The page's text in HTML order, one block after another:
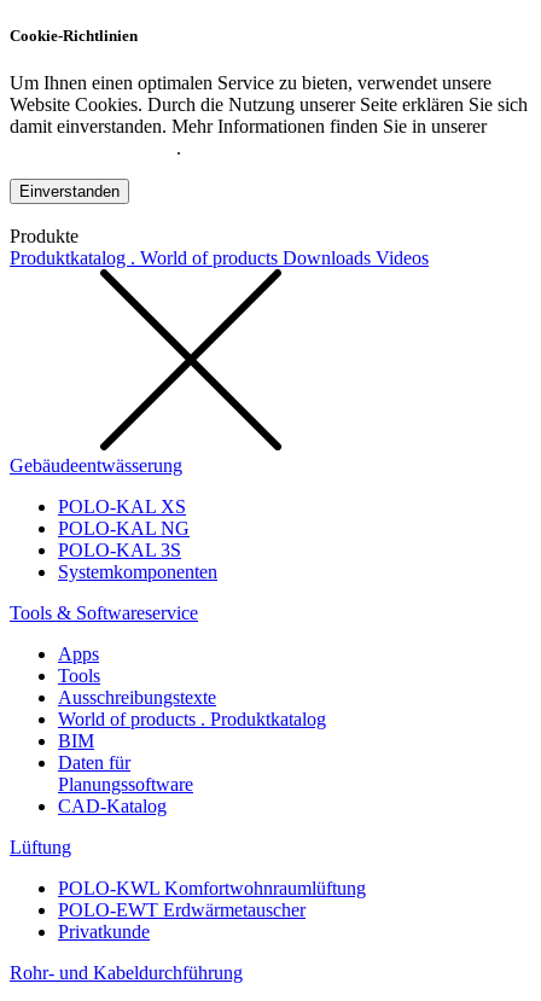
Cookie-Richtlinien
Um Ihnen einen optimalen Service zu bieten, verwendet unsere
Website Cookies. Durch die Nutzung unserer Seite erklären Sie sich
damit einverstanden. Mehr Informationen finden Sie in unserer
.
Einverstanden
Produkte
Produktkatalog . World of products Downloads Videos
Gebäudeentwässerung
POLO-KAL XS
POLO-KAL NG
POLO-KAL 3S
Systemkomponenten
Tools & Softwareservice
Apps
Tools
Ausschreibungstexte
World of products . Produktkatalog
BIM
Daten für
Planungssoftware
CAD-Katalog
Lüftung
POLO-KWL Komfortwohnraumlüftung
POLO-EWT Erdwärmetauscher
Privatkunde
Rohr- und Kabeldurchführung